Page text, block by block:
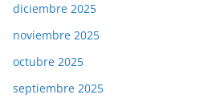
diciembre 2025
noviembre 2025
octubre 2025
septiembre 2025